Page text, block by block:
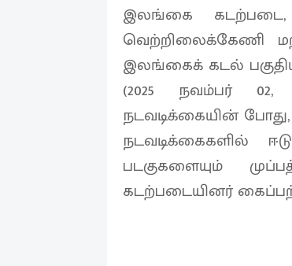
இலங்கை
வெற்றிலைக்கேணி
இலங்கைக் கடல்
(2025 நவம்பர் 02,
நடவடிக்கையின்
நடவடிக்கைகளில்
படகுகளையும்
கடற்படையினர்